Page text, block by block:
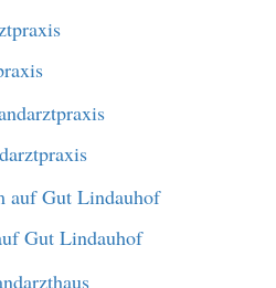
Gut Lindauhof